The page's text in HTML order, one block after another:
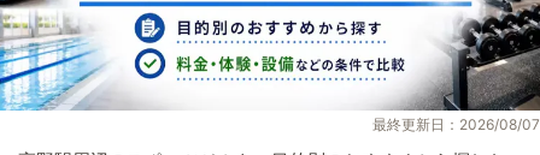
最終更新日：2026/08/07